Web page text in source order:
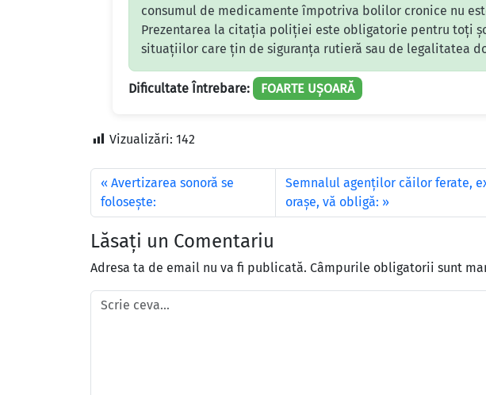
consumul de medicamente împotriva bolilor cronice nu
Prezentarea la citația poliției este obligatorie pentru toți
situațiilor care țin de siguranța rutieră sau de legalitatea
Dificultate Întrebare: FOARTE UȘOARĂ
Vizualizări: 142
Avertizarea sonoră se
foloseşte:
Semnalul agenților căilor ferate,
orașe, vă obligă:
Lăsați un Comentariu
Adresa ta de email nu va fi publicată. Câmpurile obligatorii sunt